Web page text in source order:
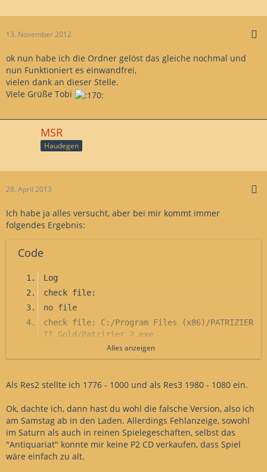
13. November 2012
ok nun habe ich die Ordner gelöst das gleiche nochmal und
nun Funktioniert es einwandfrei,
vielen dank an dieser Stelle.
Viele Grüße Tobi
MSR
Haudegen
28. April 2013
Ich habe ja alles versucht, aber bei mir kommt immer
folgendes Ergebnis:
Code
Log
check file:
no file
check file: C:/Program Files (x86)/PATRIZIER
II Gold/Patrizier 2.exe
test1.1 =>0 C744241820030000C744241C58020000
EB2C83FE017512C7442418
test1.2 =>0 C744243C20030000C744244058020000
EB22C744243C
test1.3 =>0 C744244820030000C744244C58020000
EB2B83F8017512C7442448
Alles anzeigen
Als Res2 stellte ich 1776 - 1000 und als Res3 1980 - 1080 ein.
Ok, dachte ich, dann hast du wohl die falsche Version, also ich
am Samstag ab in den Laden. Allerdings Fehlanzeige, sowohl
im Saturn als auch in reinen Spielegeschäften, selbst das
"Antiquariat" konnte mir keine P2 CD verkaufen, dass Spiel
wäre einfach zu alt.